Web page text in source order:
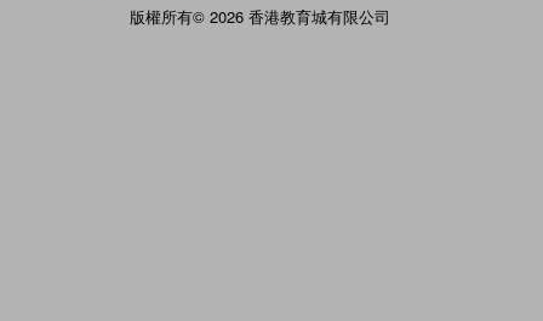
版權所有© 2026 香港教育城有限公司